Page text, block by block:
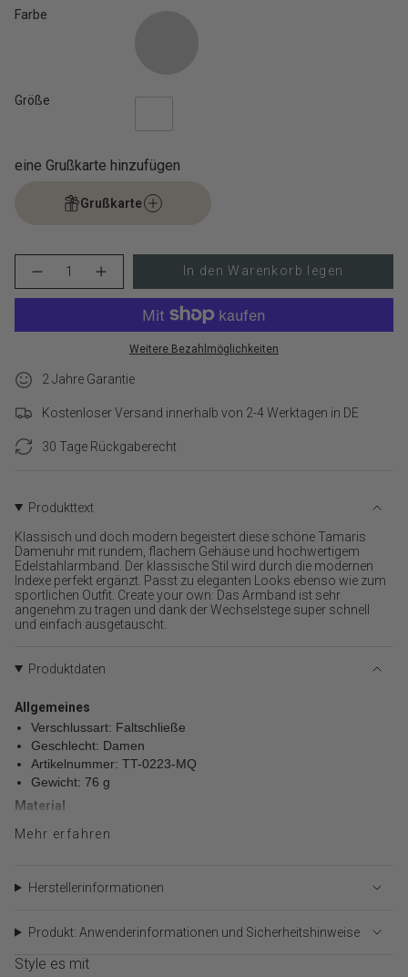
Farbe
Größe
eine Grußkarte hinzufügen
Grußkarte
class=\"quantity-
{{
</span>
Warenkorb",
"decrease"=>"Menge
für
}}
"multiples_of"=>"Schritte
von
{{
quantity
}}",
"minimum_of"=>"Minimum
quantity
"maximum_of"=>"Maximum
von
{{
quantity
}}"}
Menge
für
Tamaris
Schaltfläche
Menge
Hero">
In den Warenkorb legen
Weitere Bezahlmöglichkeiten
2 Jahre Garantie
Kostenloser Versand innerhalb von 2-4 Werktagen in DE
30 Tage Rückgaberecht
Produkttext
Klassisch und doch modern begeistert diese schöne Tamaris
Damenuhr mit rundem, flachem Gehäuse und hochwertigem
Edelstahlarmband. Der klassische Stil wird durch die modernen
Indexe perfekt ergänzt. Passt zu eleganten Looks ebenso wie zum
sportlichen Outfit. Create your own: Das Armband ist sehr
angenehm zu tragen und dank der Wechselstege super schnell
und einfach ausgetauscht.
Produktdaten
Allgemeines
Verschlussart: Faltschließe
Geschlecht: Damen
Artikelnummer: TT-0223-MQ
Gewicht: 76 g
Material
Material: Edelstahl
Gehäusematerial: Edelstahl
Zifferblattfarbe: Schwarz-sunray
Bandmaterial: Edelstahl
Mehr erfahren
Herstellerinformationen
Produkt: Anwenderinformationen und Sicherheitshinweise
Style es mit